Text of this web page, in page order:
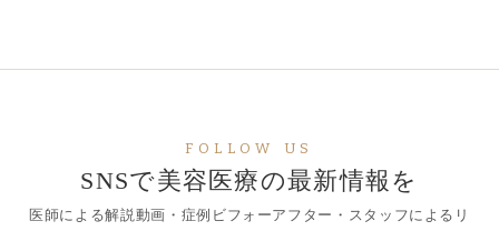
FOLLOW US
SNSで美容医療の最新情報を
医師による解説動画・症例ビフォーアフター・スタッフによるリ